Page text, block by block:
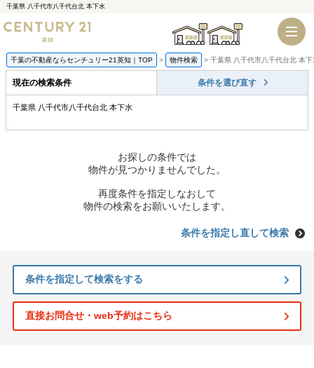
千葉県 八千代市八千代台北 本下水
千葉店 船橋店
千葉の不動産ならセンチュリー21英知｜TOP 物件検索 千葉県 八千代市八千代台北 本
現在の検索条件 条件を選び直す
千葉県 八千代市八千代台北 本下水
お探しの条件では
物件が見つかりませんでした。
再度条件を指定しなおして
物件の検索をお願いいたします。
条件を指定し直して検索
条件を指定して検索をする
直接お問合せ・web予約はこちら